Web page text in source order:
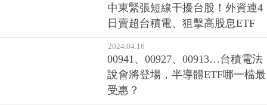
中東緊張短線干擾台股！外資連4
日賣超台積電、狙擊高股息ETF
2024.04.16
00941、00927、00913…台積電法
說會將登場，半導體ETF哪一檔最
受惠？